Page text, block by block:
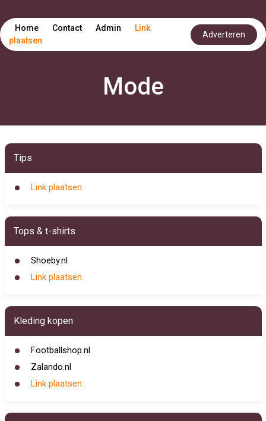
Home Contact Admin
Link
plaatsen
Adverteren
Mode
Tips
Link plaatsen
Tops & t-shirts
Shoeby.nl
Link plaatsen
Kleding kopen
Footballshop.nl
Zalando.nl
Link plaatsen